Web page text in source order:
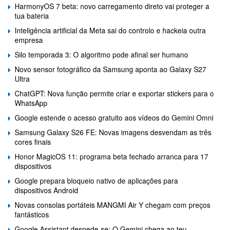
HarmonyOS 7 beta: novo carregamento direto vai proteger a
tua bateria
Inteligência artificial da Meta sai do controlo e hackeia outra
empresa
Silo temporada 3: O algoritmo pode afinal ser humano
Novo sensor fotográfico da Samsung aponta ao Galaxy S27
Ultra
ChatGPT: Nova função permite criar e exportar stickers para o
WhatsApp
Google estende o acesso gratuito aos vídeos do Gemini Omni
Samsung Galaxy S26 FE: Novas imagens desvendam as três
cores finais
Honor MagicOS 11: programa beta fechado arranca para 17
dispositivos
Google prepara bloqueio nativo de aplicações para
dispositivos Android
Novas consolas portáteis MANGMI Air Y chegam com preços
fantásticos